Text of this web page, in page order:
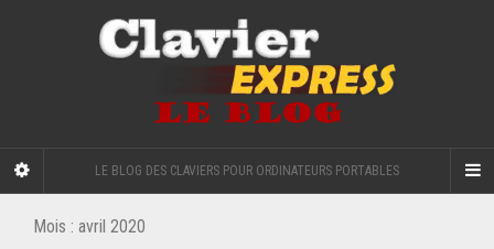
LE BLOG DES CLAVIERS POUR ORDINATEURS PORTABLES
Mois : avril 2020